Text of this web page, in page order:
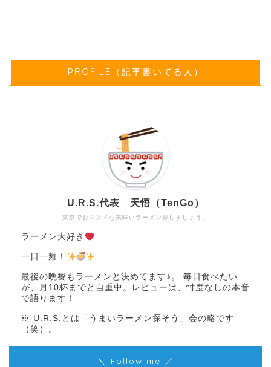
PROFILE（記事書いてる人）
東京でおススメな美味いラーメン探しましょう。
U.R.S.代表 天悟（TenGo）
ラーメン大好き
一日一麺！
最後の晩餐もラーメンと決めてます♪。 毎日食べたい
が、月10杯までと自重中。レビューは、忖度なしの本音
で語ります！
※ U.R.S.とは「うまいラーメン探そう」会の略です
（笑）。
＼ Follow me ／